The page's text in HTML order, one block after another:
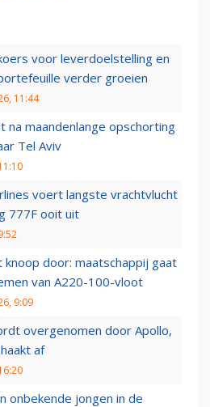
voor leverdoelstelling en
verder groeien
11:44
na maandenlange opschorting
Tel Aviv
voert langste vrachtvlucht
777F ooit uit
knoop door: maatschappij gaat
van A220-100-vloot
9:09
overgenomen door Apollo,
af
onbekende jongen in de